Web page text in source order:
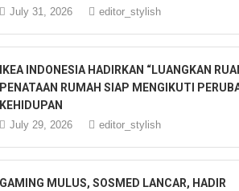
July 31, 2026 editor_stylish
INDONESIA HADIRKAN “LUANGKAN
RUMAH SIAP MENGIKUTI
July 29, 2026 editor_stylish
MULUS, SOSMED LANCAR, HADIR